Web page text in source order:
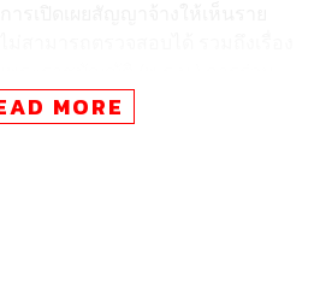
น ทั้งที่มูลค่าของรถไฟฟ้าเกินข้อ
อีกตัวอย่างหนึ่งคือสัญญา
MORE